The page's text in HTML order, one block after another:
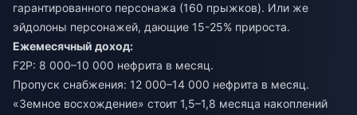
гарантированного персонажа (160 прыжков). Или же
эйдолоны персонажей, дающие 15-25% прироста.
Ежемесячный доход:
F2P: 8 000–10 000 нефрита в месяц.
Пропуск снабжения: 12 000–14 000 нефрита в месяц.
«Земное восхождение» стоит 1,5–1,8 месяца накоплений